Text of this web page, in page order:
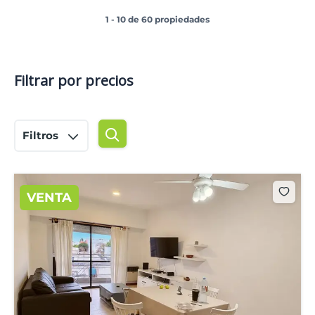
1 - 10 de 60 propiedades
Filtrar por precios
Filtros
VENTA